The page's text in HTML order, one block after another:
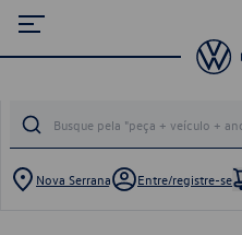
Nova Serrana Entre/registre-se